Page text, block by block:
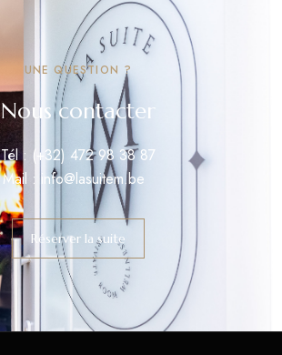
UNE QUESTION ?
Nous contacter
Tél : (+32) 472 98 38 87
Mail : info@lasuitem.be
Réserver la suite